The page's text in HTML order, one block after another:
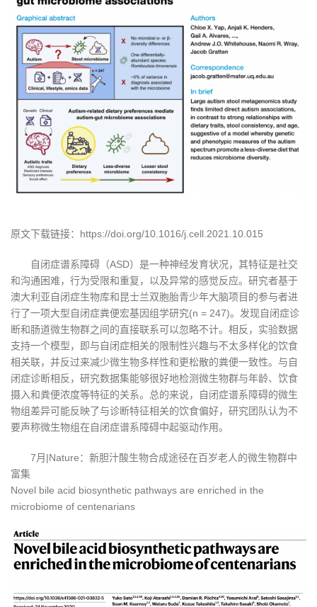
原文下载链接：https://doi.org/10.1016/j.cell.2021.10.015
自闭症谱系障碍（ASD）是一种神经发育状况，其特征是社交
和沟通困难，行为受限和重复，以及异常的感觉反应。研究者基于
澳大利亚自闭症生物库和昆士兰双胞胎青少年大脑项目的参与者进
行了一项大型自闭症粪便宏基因组学研究(n = 247)。发现自闭症诊
断和肠道微生物群之间的直接联系可以忽略不计。相反，实验数据
支持一个模型，即与自闭症相关的限制性兴趣与不太多样化的饮食
相关联，并反过来减少微生物多样性和更松散的粪便一致性。与自
闭症诊断相反，研究数据集能够很好地检测微生物群与年龄、饮食
摄入和粪便浓度等特征的关系。总的来说，自闭症谱系障碍的微生
物组差异可能反映了与诊断特征相关的饮食偏好，研究团队认为不
要声称微生物组在自闭症谱系障碍中起驱动作用。
7月|Nature：新胆汁酸生物合成途径在百岁老人的微生物群中
富集
Novel bile acid biosynthetic pathways are enriched in the
microbiome of centenarians